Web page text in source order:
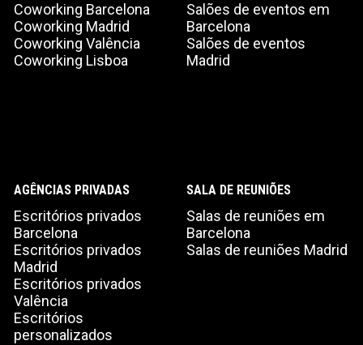
Coworking Barcelona
Coworking Madrid
Coworking Valência
Coworking Lisboa
Salões de eventos em
Barcelona
Salões de eventos
Madrid
AGÊNCIAS PRIVADAS
Escritórios privados
Barcelona
Escritórios privados
Madrid
Escritórios privados
Valência
Escritórios
personalizados
SALA DE REUNIÕES
Salas de reuniões em
Barcelona
Salas de reuniões Madrid